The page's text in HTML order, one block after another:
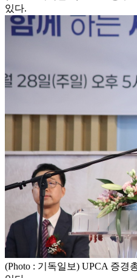
있다.
(Photo : 기독일보) UPCA 증경